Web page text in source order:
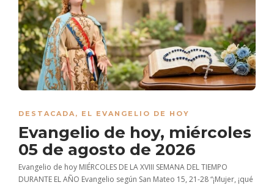
DESTACADA, EL EVANGELIO DE HOY
Evangelio de hoy, miércoles
05 de agosto de 2026
Evangelio de hoy MIÉRCOLES DE LA XVIII SEMANA DEL TIEMPO
DURANTE EL AÑO Evangelio según San Mateo 15, 21-28 “¡Mujer, ¡qué